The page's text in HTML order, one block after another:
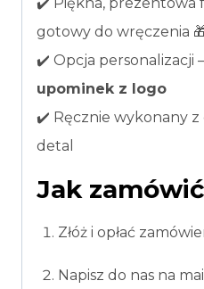
gotowy do wręczenia
✔️ Opcja personalizacji
upominek z logo
✔️ Ręcznie wykonany z
detal
Jak
Złóż i opłać
Napisz do nas na